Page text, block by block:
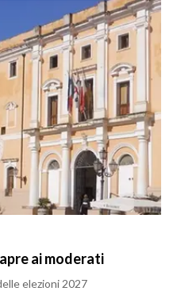
ai moderati
elezioni 2027